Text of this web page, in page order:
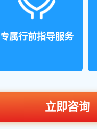
专属行前指导服务
立即咨询